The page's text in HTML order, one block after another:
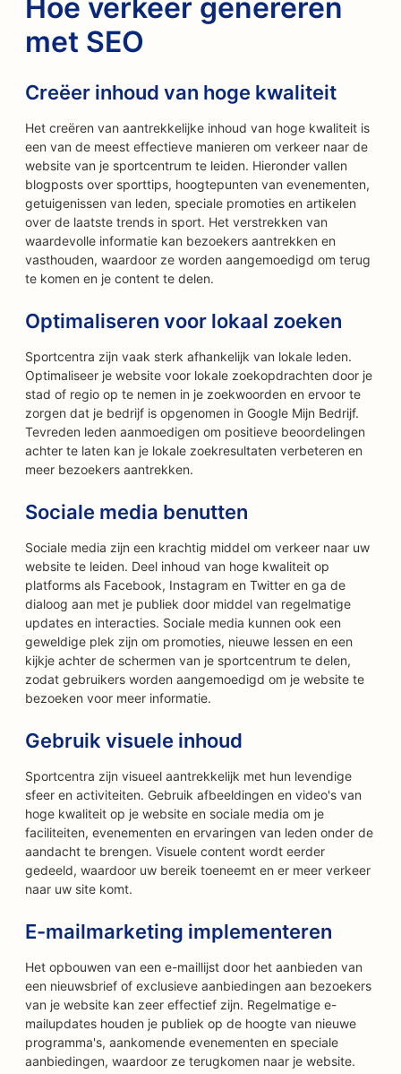
Hoe verkeer genereren
met SEO
Creëer inhoud van hoge kwaliteit
Het creëren van aantrekkelijke inhoud van hoge kwaliteit is
een van de meest effectieve manieren om verkeer naar de
website van je sportcentrum te leiden. Hieronder vallen
blogposts over sporttips, hoogtepunten van evenementen,
getuigenissen van leden, speciale promoties en artikelen
over de laatste trends in sport. Het verstrekken van
waardevolle informatie kan bezoekers aantrekken en
vasthouden, waardoor ze worden aangemoedigd om terug
te komen en je content te delen.
Optimaliseren voor lokaal zoeken
Sportcentra zijn vaak sterk afhankelijk van lokale leden.
Optimaliseer je website voor lokale zoekopdrachten door je
stad of regio op te nemen in je zoekwoorden en ervoor te
zorgen dat je bedrijf is opgenomen in Google Mijn Bedrijf.
Tevreden leden aanmoedigen om positieve beoordelingen
achter te laten kan je lokale zoekresultaten verbeteren en
meer bezoekers aantrekken.
Sociale media benutten
Sociale media zijn een krachtig middel om verkeer naar uw
website te leiden. Deel inhoud van hoge kwaliteit op
platforms als Facebook, Instagram en Twitter en ga de
dialoog aan met je publiek door middel van regelmatige
updates en interacties. Sociale media kunnen ook een
geweldige plek zijn om promoties, nieuwe lessen en een
kijkje achter de schermen van je sportcentrum te delen,
zodat gebruikers worden aangemoedigd om je website te
bezoeken voor meer informatie.
Gebruik visuele inhoud
Sportcentra zijn visueel aantrekkelijk met hun levendige
sfeer en activiteiten. Gebruik afbeeldingen en video's van
hoge kwaliteit op je website en sociale media om je
faciliteiten, evenementen en ervaringen van leden onder de
aandacht te brengen. Visuele content wordt eerder
gedeeld, waardoor uw bereik toeneemt en er meer verkeer
naar uw site komt.
E-mailmarketing implementeren
Het opbouwen van een e-maillijst door het aanbieden van
een nieuwsbrief of exclusieve aanbiedingen aan bezoekers
van je website kan zeer effectief zijn. Regelmatige e-
mailupdates houden je publiek op de hoogte van nieuwe
programma's, aankomende evenementen en speciale
aanbiedingen, waardoor ze terugkomen naar je website.